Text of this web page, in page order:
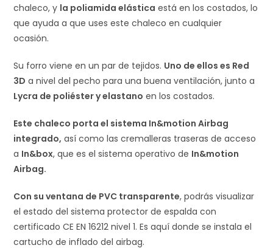
chaleco, y la poliamida elástica está en los costados, lo
que ayuda a que uses este chaleco en cualquier
ocasión.
Su forro viene en un par de tejidos. Uno de ellos es Red
3D a nivel del pecho para una buena ventilación, junto a
Lycra de poliéster y elastano en los costados.
Este chaleco porta el sistema In&motion Airbag
integrado, así como las cremalleras traseras de acceso
a In&box, que es el sistema operativo de In&motion
Airbag.
Con su ventana de PVC transparente, podrás visualizar
el estado del sistema protector de espalda con
certificado CE EN 16212 nivel 1. Es aquí donde se instala el
cartucho de inflado del airbag.